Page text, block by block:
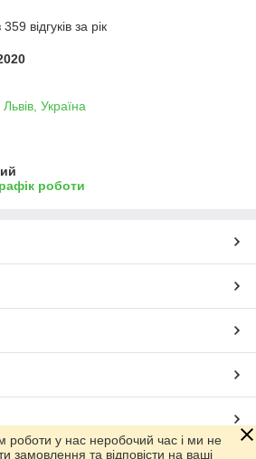
відгуків за рік
Україна
роботи
роботи у нас неробочий час і ми не
замовлення та відповісти на ваші